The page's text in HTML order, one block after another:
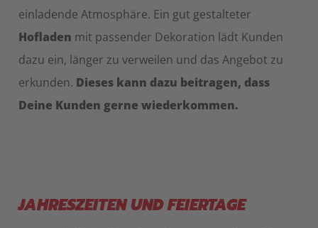
einladende Atmosphäre. Ein gut gestalteter
Hofladen mit passender Dekoration lädt Kunden
dazu ein, länger zu verweilen und das Angebot zu
erkunden. Dieses kann dazu beitragen, dass
Deine Kunden gerne wiederkommen.
JAHRESZEITEN UND FEIERTAGE